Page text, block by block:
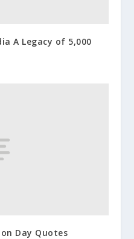
A Legacy of 5,000
Day Quotes